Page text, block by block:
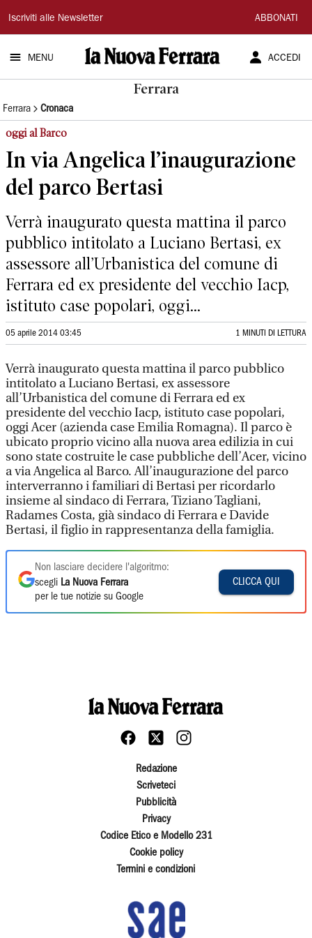
La
Nuova
Ferrara
Iscriviti alle Newsletter ABBONATI
MENU ACCEDI
Ferrara
Ferrara Cronaca
oggi al Barco
In via Angelica l’inaugurazione
del parco Bertasi
Verrà inaugurato questa mattina il parco
pubblico intitolato a Luciano Bertasi, ex
assessore all’Urbanistica del comune di
Ferrara ed ex presidente del vecchio Iacp,
istituto case popolari, oggi...
05 aprile 2014 03:45 1 MINUTI DI LETTURA
Verrà inaugurato questa mattina il parco pubblico
intitolato a Luciano Bertasi, ex assessore
all’Urbanistica del comune di Ferrara ed ex
presidente del vecchio Iacp, istituto case popolari,
oggi Acer (azienda case Emilia Romagna). Il parco è
ubicato proprio vicino alla nuova area edilizia in cui
sono state costruite le case pubbliche dell’Acer, vicino
a via Angelica al Barco. All’inaugurazione del parco
interverranno i familiari di Bertasi per ricordarlo
insieme al sindaco di Ferrara, Tiziano Tagliani,
Radames Costa, già sindaco di Ferrara e Davide
Bertasi, il figlio in rappresentanza della famiglia.
Non lasciare decidere l'algoritmo:
scegli La Nuova Ferrara
per le tue notizie su Google
CLICCA QUI
Redazione
Scriveteci
Pubblicità
Privacy
Codice Etico e Modello 231
Cookie policy
Termini e condizioni